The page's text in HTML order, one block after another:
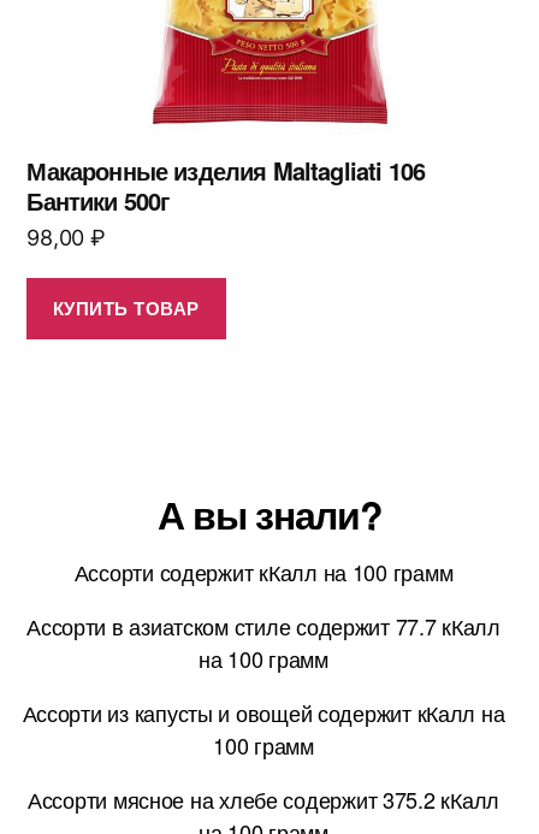
Макаронные изделия Maltagliati 106
Бантики 500г
98,00 ₽
КУПИТЬ ТОВАР
А вы знали?
Ассорти содержит кКалл на 100 грамм
Ассорти в азиатском стиле содержит 77.7 кКалл
на 100 грамм
Ассорти из капусты и овощей содержит кКалл на
100 грамм
Ассорти мясное на хлебе содержит 375.2 кКалл